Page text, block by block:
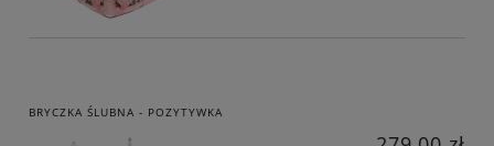
BRYCZKA ŚLUBNA - POZYTYWKA